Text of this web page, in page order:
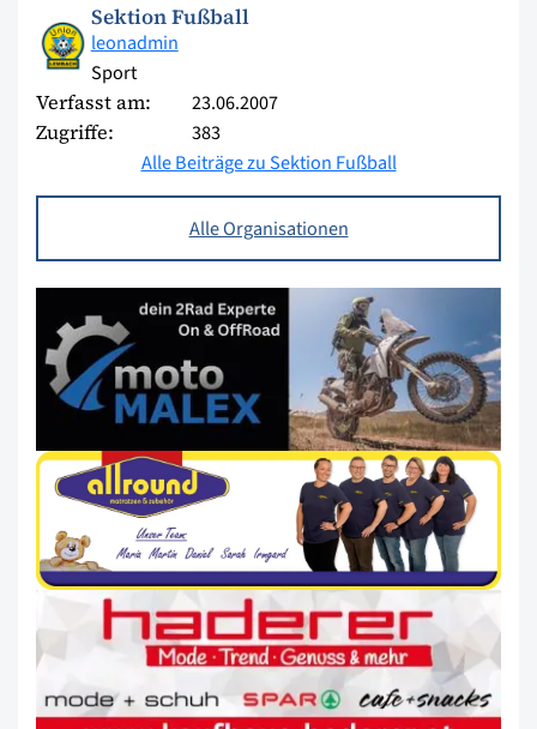
Sektion Fußball
leonadmin
Sport
Verfasst am: 23.06.2007
Zugriffe:
383
Alle Beiträge zu Sektion Fußball
Alle Organisationen